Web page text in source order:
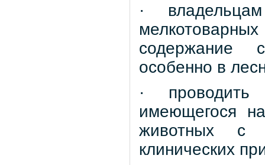
·
содержание
особенно в
· проводить
имеющегося
животных с
клинических